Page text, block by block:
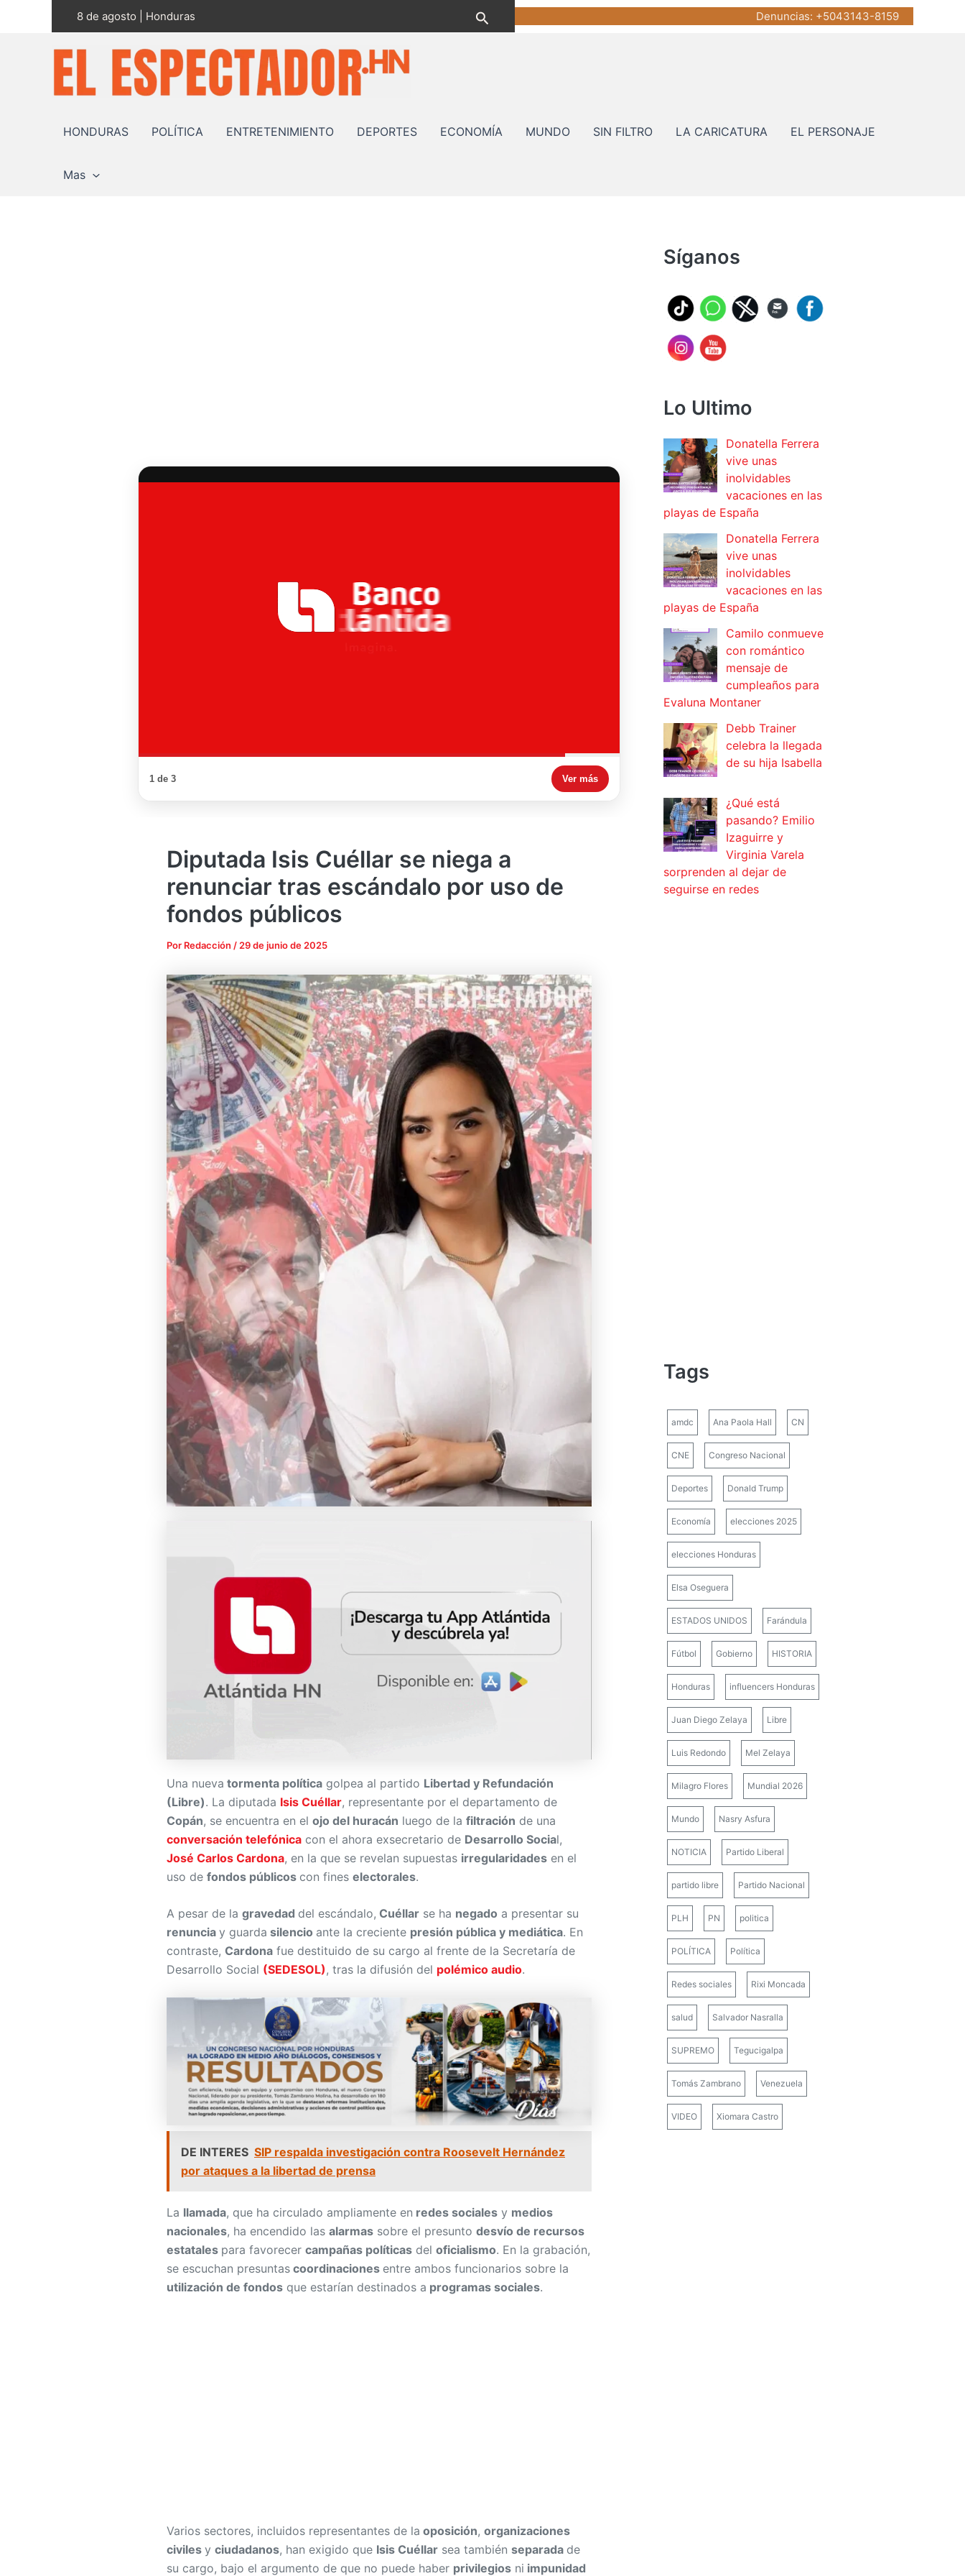
8 de agosto | Honduras Buscar Denuncias: +5043143-8159
HONDURAS POLÍTICA ENTRETENIMIENTO DEPORTES ECONOMÍA MUNDO SIN FILTRO LA CARICATURA EL PERSONAJE
Mas
1 de 3 Ver más
Diputada Isis Cuéllar se niega a
renunciar tras escándalo por uso de
fondos públicos
Por Redacción / 29 de junio de 2025
Una nueva tormenta política golpea al partido Libertad y Refundación
(Libre). La diputada Isis Cuéllar, representante por el departamento de
Copán, se encuentra en el ojo del huracán luego de la filtración de una
conversación telefónica con el ahora exsecretario de Desarrollo Social,
José Carlos Cardona, en la que se revelan supuestas irregularidades en el
uso de fondos públicos con fines electorales.
A pesar de la gravedad del escándalo, Cuéllar se ha negado a presentar su
renuncia y guarda silencio ante la creciente presión pública y mediática. En
contraste, Cardona fue destituido de su cargo al frente de la Secretaría de
Desarrollo Social (SEDESOL), tras la difusión del polémico audio.
DE INTERES SIP respalda investigación contra Roosevelt Hernández
por ataques a la libertad de prensa
La llamada, que ha circulado ampliamente en redes sociales y medios
nacionales, ha encendido las alarmas sobre el presunto desvío de recursos
estatales para favorecer campañas políticas del oficialismo. En la grabación,
se escuchan presuntas coordinaciones entre ambos funcionarios sobre la
utilización de fondos que estarían destinados a programas sociales.
Varios sectores, incluidos representantes de la oposición, organizaciones
civiles y ciudadanos, han exigido que Isis Cuéllar sea también separada de
su cargo, bajo el argumento de que no puede haber privilegios ni impunidad
Síganos
Lo Ultimo
Donatella Ferrera
vive unas
inolvidables
vacaciones en las
playas de España
Donatella Ferrera
vive unas
inolvidables
vacaciones en las
playas de España
Camilo conmueve
con romántico
mensaje de
cumpleaños para
Evaluna Montaner
Debb Trainer
celebra la llegada
de su hija Isabella
¿Qué está
pasando? Emilio
Izaguirre y
Virginia Varela
sorprenden al dejar de
seguirse en redes
Tags
amdc Ana Paola Hall CN
CNE Congreso Nacional
Deportes Donald Trump
Economía elecciones 2025
elecciones Honduras
Elsa Oseguera
ESTADOS UNIDOS Farándula
Fútbol Gobierno HISTORIA
Honduras influencers Honduras
Juan Diego Zelaya Libre
Luis Redondo Mel Zelaya
Milagro Flores Mundial 2026
Mundo Nasry Asfura
NOTICIA Partido Liberal
partido libre Partido Nacional
PLH PN politica
POLÍTICA Política
Redes sociales Rixi Moncada
salud Salvador Nasralla
SUPREMO Tegucigalpa
Tomás Zambrano Venezuela
VIDEO Xiomara Castro